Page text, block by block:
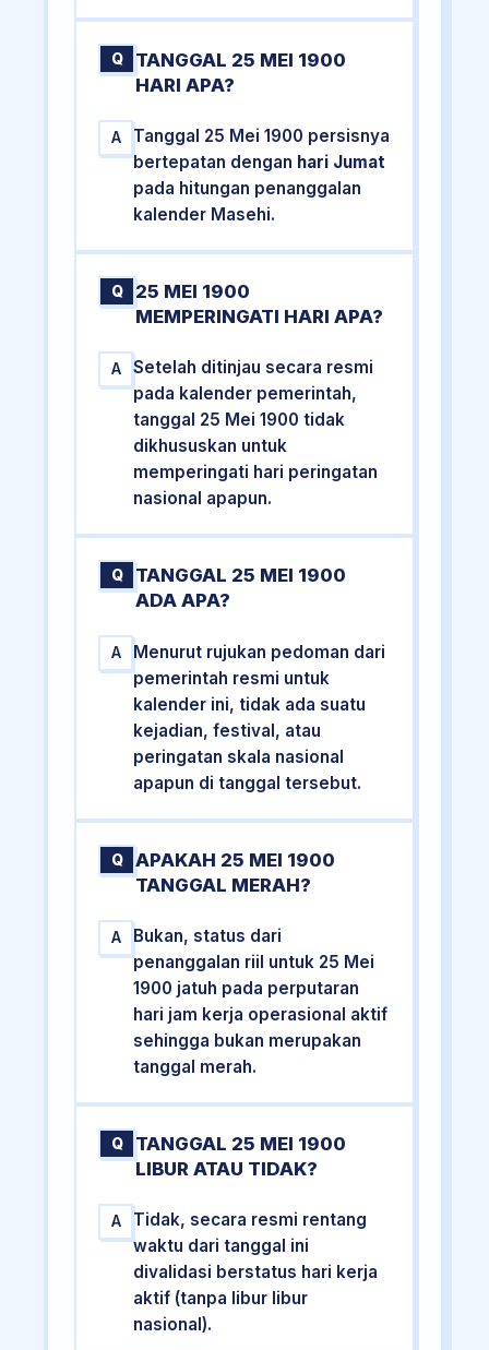
Q
TANGGAL 25 MEI 1900
HARI APA?
A
Tanggal 25 Mei 1900 persisnya
bertepatan dengan hari Jumat
pada hitungan penanggalan
kalender Masehi.
Q
25 MEI 1900
MEMPERINGATI HARI APA?
A
Setelah ditinjau secara resmi
pada kalender pemerintah,
tanggal 25 Mei 1900 tidak
dikhususkan untuk
memperingati hari peringatan
nasional apapun.
Q
TANGGAL 25 MEI 1900
ADA APA?
A
Menurut rujukan pedoman dari
pemerintah resmi untuk
kalender ini, tidak ada suatu
kejadian, festival, atau
peringatan skala nasional
apapun di tanggal tersebut.
Q
APAKAH 25 MEI 1900
TANGGAL MERAH?
A
Bukan, status dari
penanggalan riil untuk 25 Mei
1900 jatuh pada perputaran
hari jam kerja operasional aktif
sehingga bukan merupakan
tanggal merah.
Q
TANGGAL 25 MEI 1900
LIBUR ATAU TIDAK?
A
Tidak, secara resmi rentang
waktu dari tanggal ini
divalidasi berstatus hari kerja
aktif (tanpa libur libur
nasional).